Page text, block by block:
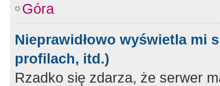
Góra
Nieprawidłowo wyświetla mi
profilach, itd.)
Rzadko się zdarza, że serwer